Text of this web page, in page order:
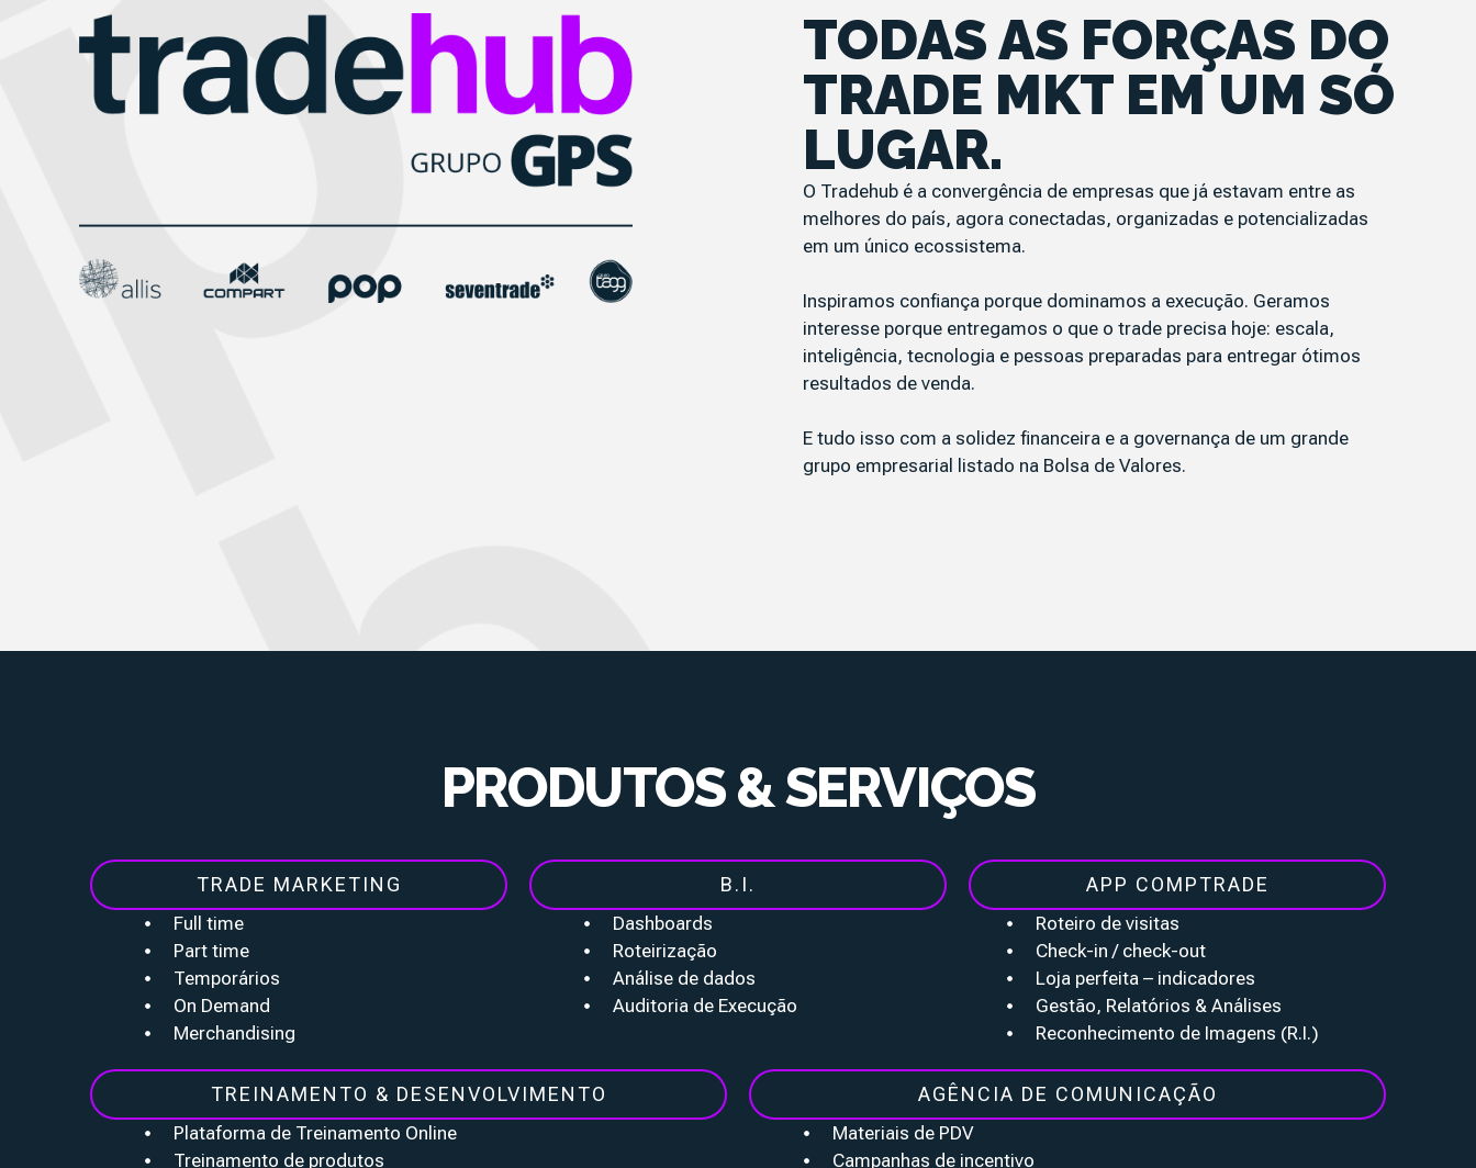
TODAS AS FORÇAS DO
TRADE MKT EM UM SÓ
LUGAR.
O Tradehub é a convergência de empresas que já estavam entre as
melhores do país, agora conectadas, organizadas e potencializadas
em um único ecossistema.
Inspiramos confiança porque dominamos a execução. Geramos
interesse porque entregamos o que o trade precisa hoje: escala,
inteligência, tecnologia e pessoas preparadas para entregar ótimos
resultados de venda.
E tudo isso com a solidez financeira e a governança de um grande
grupo empresarial listado na Bolsa de Valores.
PRODUTOS & SERVIÇOS
TRADE MARKETING
Full time
Part time
Temporários
On Demand
Merchandising
B.I.
Dashboards
Roteirização
Análise de dados
Auditoria de Execução
APP COMPTRADE
Roteiro de visitas
Check-in / check-out
Loja perfeita – indicadores
Gestão, Relatórios & Análises
Reconhecimento de Imagens (R.I.)
TREINAMENTO & DESENVOLVIMENTO
Plataforma de Treinamento Online
Treinamento de produtos
AGÊNCIA DE COMUNICAÇÃO
Materiais de PDV
Campanhas de incentivo